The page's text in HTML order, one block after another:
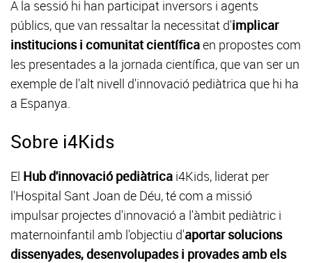
A la sessió hi han participat inversors i agents
públics, que van ressaltar la necessitat d'implicar
institucions i comunitat científicaen propostes com
les presentades a la jornada científica, que van ser un
exemple de l'alt nivell d'innovació pediàtrica que hi ha
a Espanya.
Sobre i4Kids
El Hub d'innovació pediàtrica i4Kids, liderat per
l'Hospital Sant Joan de Déu, té com a missió
impulsar projectes d'innovació a l'àmbit pediàtric i
maternoinfantil amb l'objectiu d'aportar solucions
dissenyades, desenvolupades i provades amb els